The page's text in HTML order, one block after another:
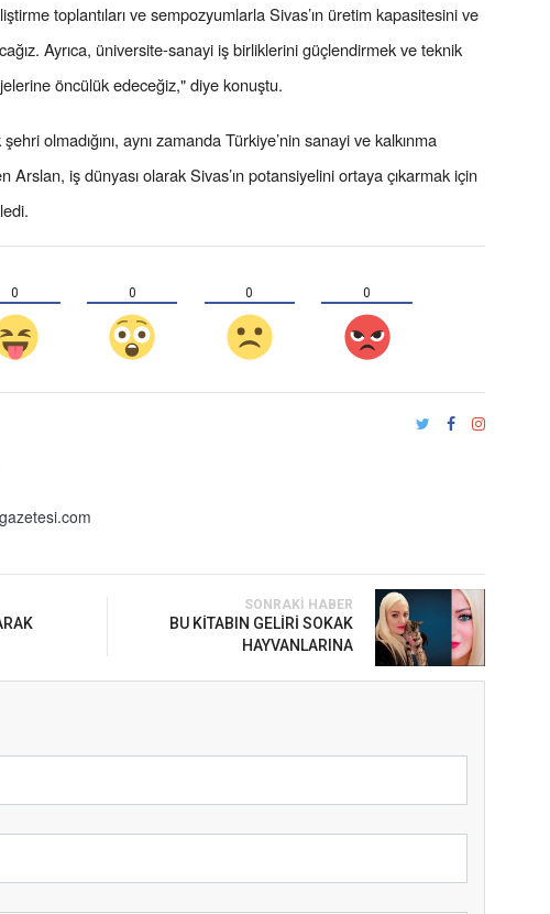
toplantıları ve sempozyumlarla Sivas’ın üretim kapasitesini ve
Ayrıca, üniversite-sanayi iş birliklerini güçlendirmek ve teknik
öncülük edeceğiz," diye konuştu.
olmadığını, aynı zamanda Türkiye’nin sanayi ve kalkınma
Arslan, iş dünyası olarak Sivas’ın potansiyelini ortaya çıkarmak için
0 0 0 0
SONRAKI HABER
BU KİTABIN GELİRİ SOKAK
HAYVANLARINA